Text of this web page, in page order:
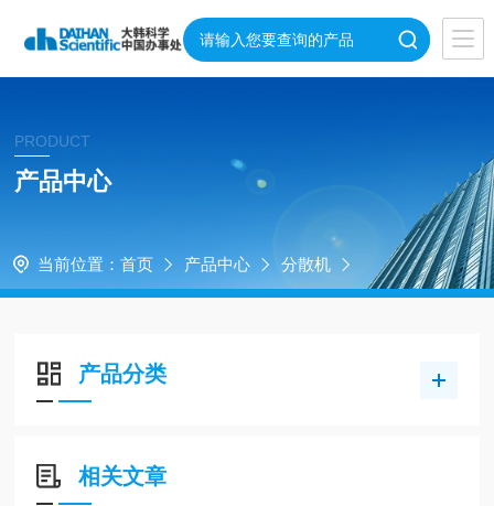
PRODUCT
产品中心
当前位置： 首页 产品中心 分散机
产品分类
相关文章